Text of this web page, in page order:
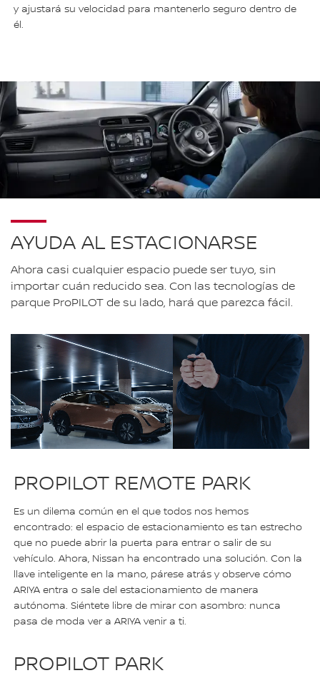
y ajustará su velocidad para mantenerlo seguro dentro de
él.
AYUDA AL ESTACIONARSE
Ahora casi cualquier espacio puede ser tuyo, sin
importar cuán reducido sea. Con las tecnologías de
parque ProPILOT de su lado, hará que parezca fácil.
PROPILOT REMOTE PARK
Es un dilema común en el que todos nos hemos
encontrado: el espacio de estacionamiento es tan estrecho
que no puede abrir la puerta para entrar o salir de su
vehículo. Ahora, Nissan ha encontrado una solución. Con la
llave inteligente en la mano, párese atrás y observe cómo
ARIYA entra o sale del estacionamiento de manera
autónoma. Siéntete libre de mirar con asombro: nunca
pasa de moda ver a ARIYA venir a ti.
PROPILOT PARK